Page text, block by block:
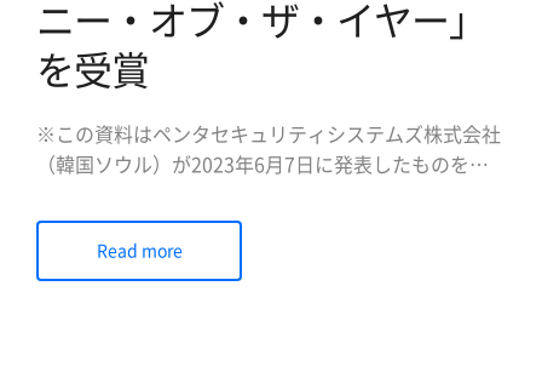
ニー・オブ・ザ・イヤー」
を受賞
※この資料はペンタセキュリティシステムズ株式会社
（韓国ソウル）が2023年6月7日に発表したものを日
ンタセキュリティシステムズ株式会社（日本法人代表
取締役社長：陳 貞喜、本社：韓国ソウル、以下ペンタ
セキュリティ）は、フロスト＆サリバン（Frost＆
Read more